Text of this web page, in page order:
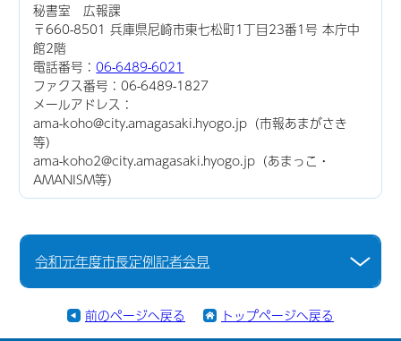
秘書室 広報課
〒660-8501 兵庫県尼崎市東七松町1丁目23番1号 本庁中
館2階
電話番号：06-6489-6021
ファクス番号：06-6489-1827
メールアドレス：
ama-koho@city.amagasaki.hyogo.jp（市報あまがさき
等）
ama-koho2@city.amagasaki.hyogo.jp（あまっこ・
AMANISM等）
令和元年度市長定例記者会見
前のページへ戻る トップページへ戻る